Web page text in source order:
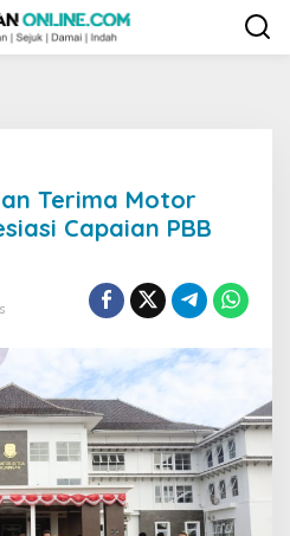
Terima Motor
Capaian PBB